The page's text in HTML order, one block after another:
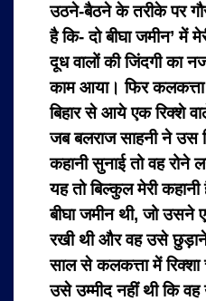
उठने-बैठने के तरीके पर
है कि- दो बीघा जमीन’ में
दूध वालों की जिंदगी का
काम आया। फिर
बिहार से आये एक रिक्शे
जब बलराज साहनी ने उस
कहानी सुनाई तो वह रोने
यह तो बिल्कुल मेरी
बीघा जमीन थी, जो उसने
रखी थी और वह उसे
साल से कलकत्ता में
उसे उम्मीद नहीं थी कि